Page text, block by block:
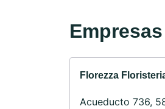
Florezza
Acueducto 736,